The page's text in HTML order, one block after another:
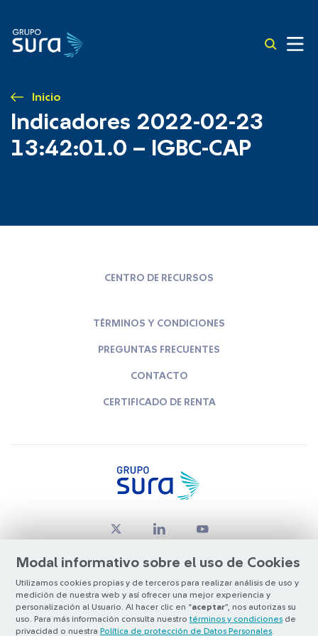
Inicio
Indicadores 2022-02-23
13:42:01.0 – IGBC-CAP
Modal informativo sobre el uso de Cookies
Utilizamos cookies propias y de terceros para realizar análisis de uso y
medición de nuestra web y así ofrecer una mejor experiencia y
personalización al Usuario. Al hacer clic en “aceptar”, nos autorizas su
uso. Para más información consulta nuestro términos y condiciones de
privacidad o nuestra Política de protección de Datos Personales
CENTRO DE RECURSOS
TÉRMINOS Y CONDICIONES
PREGUNTAS FRECUENTES
CONTACTO
CERTIFICADO DE RENTA
© Copyright Grupo SURA 2026